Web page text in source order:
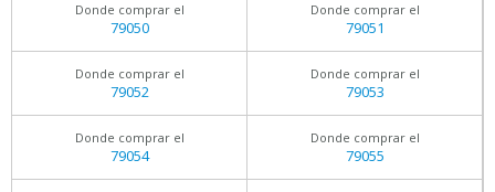
Donde comprar el
79050
Donde comprar el
79051
Donde comprar el
79052
Donde comprar el
79053
Donde comprar el
79054
Donde comprar el
79055